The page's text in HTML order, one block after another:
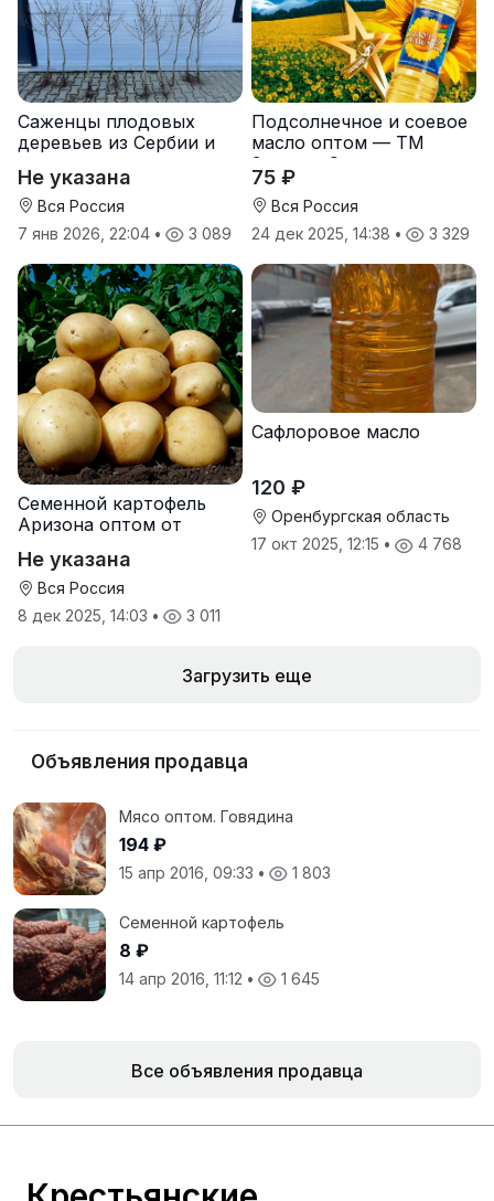
Саженцы плодовых
деревьев из Сербии и
Не указана
Вся Россия
7 янв 2026, 22:04 • 3 089
Подсолнечное и соевое
масло оптом — ТМ
Золотая Семечка
75 ₽
Вся Россия
24 дек 2025, 14:38 • 3 329
Семенной картофель
Аризона оптом от
Не указана
Вся Россия
8 дек 2025, 14:03 • 3 011
Сафлоровое масло
120 ₽
Оренбургская область
17 окт 2025, 12:15 • 4 768
Загрузить еще
Объявления продавца
Мясо оптом. Говядина
194 ₽
15 апр 2016, 09:33 • 1 803
Семенной картофель
8 ₽
14 апр 2016, 11:12 • 1 645
Все объявления продавца